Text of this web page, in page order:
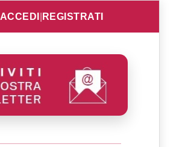
ACCEDI REGISTRATI